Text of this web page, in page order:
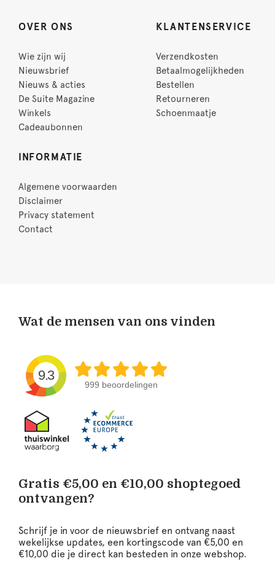
OVER ONS
Wie zijn wij
Nieuwsbrief
Nieuws & acties
De Suite Magazine
Winkels
Cadeaubonnen
KLANTENSERVICE
Verzendkosten
Betaalmogelijkheden
Bestellen
Retourneren
Schoenmaatje
INFORMATIE
Algemene voorwaarden
Disclaimer
Privacy statement
Contact
Wat de mensen van ons vinden
9.3
999 beoordelingen
Gratis €5,00 en €10,00 shoptegoed
ontvangen?
Schrijf je in voor de nieuwsbrief en ontvang naast
wekelijkse updates, een kortingscode van €5,00 en
€10,00 die je direct kan besteden in onze webshop.